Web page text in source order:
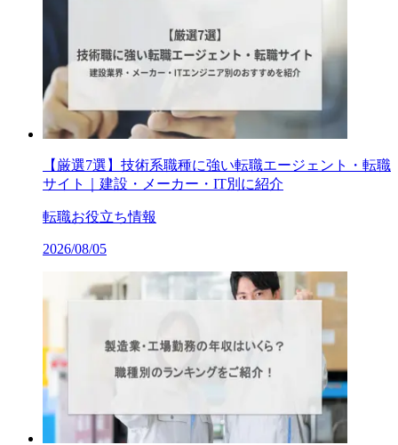
【厳選7選】技術系職種に強い転職エージェント・転職
サイト｜建設・メーカー・IT別に紹介
転職お役立ち情報
2026/08/05